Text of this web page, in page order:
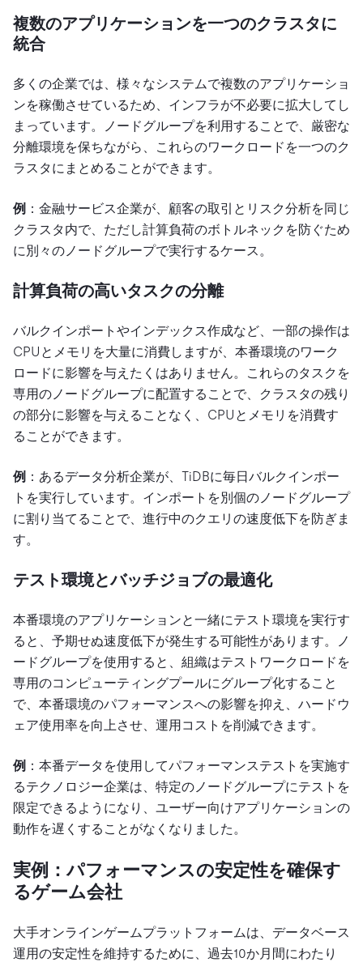
複数のアプリケーションを一つのクラスタに
統合
多くの企業では、様々なシステムで複数のアプリケーショ
ンを稼働させているため、インフラが不必要に拡大してし
まっています。ノードグループを利用することで、厳密な
分離環境を保ちながら、これらのワークロードを一つのク
ラスタにまとめることができます。
例 ：金融サービス企業が、顧客の取引とリスク分析を同じ
クラスタ内で、ただし計算負荷のボトルネックを防ぐため
に別々のノードグループで実行するケース。
計算負荷の高いタスクの分離
バルクインポートやインデックス作成など、一部の操作は
CPUとメモリを大量に消費しますが、本番環境のワーク
ロードに影響を与えたくはありません。これらのタスクを
専用のノードグループに配置することで、クラスタの残り
の部分に影響を与えることなく、CPUとメモリを消費す
ることができます。
例 ：あるデータ分析企業が、TiDBに毎日バルクインポー
トを実行しています。インポートを別個のノードグループ
に割り当てることで、進行中のクエリの速度低下を防ぎま
す。
テスト環境とバッチジョブの最適化
本番環境のアプリケーションと一緒にテスト環境を実行す
ると、予期せぬ速度低下が発生する可能性があります。ノ
ードグループを使用すると、組織はテストワークロードを
専用のコンピューティングプールにグループ化すること
で、本番環境のパフォーマンスへの影響を抑え、ハードウ
ェア使用率を向上させ、運用コストを削減できます。
例 ：本番データを使用してパフォーマンステストを実施す
るテクノロジー企業は、特定のノードグループにテストを
限定できるようになり、ユーザー向けアプリケーションの
動作を遅くすることがなくなりました。
実例：パフォーマンスの安定性を確保す
るゲーム会社
大手オンラインゲームプラットフォームは、データベース
運用の安定性を維持するために、過去10か月間にわたり